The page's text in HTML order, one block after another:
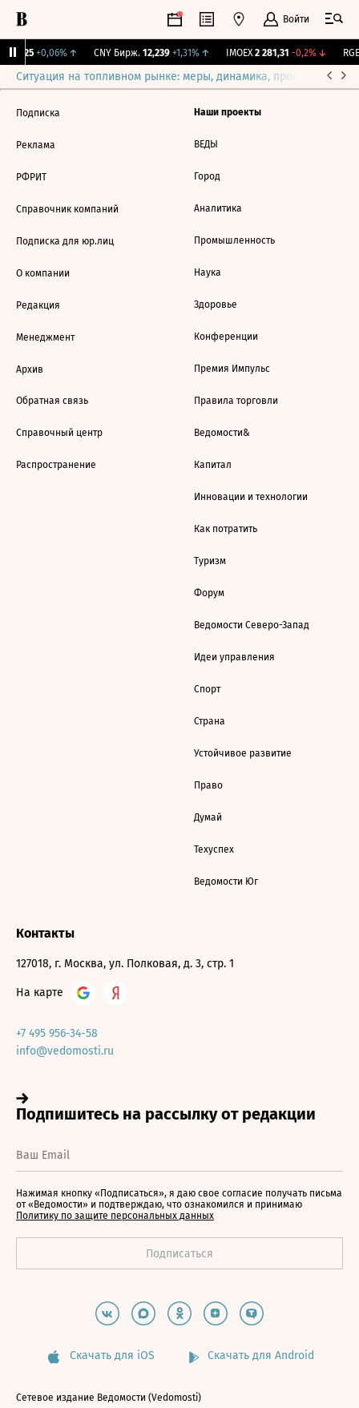
Войти
115,25 +0,06%↑ CNY Бирж. 12,239 +1,31%↑ IMOEX 2 281,31 -0,2%↓
Ситуация на топливном рынке: меры, динамика, прогнозы
Подписка
Реклама
РФРИТ
Справочник компаний
Подписка для юр.лиц
О компании
Редакция
Менеджмент
Архив
Обратная связь
Справочный центр
Распространение
Наши проекты
ВЕДЫ
Город
Аналитика
Промышленность
Наука
Здоровье
Конференции
Премия Импульс
Правила торговли
Ведомости&
Капитал
Инновации и технологии
Как потратить
Туризм
Форум
Ведомости Северо-Запад
Идеи управления
Спорт
Страна
Устойчивое развитие
Право
Думай
Техуспех
Ведомости Юг
Контакты
127018, г. Москва, ул. Полковая, д. 3, стр. 1
На карте
+7 495 956-34-58
info@vedomosti.ru
Нажимая кнопку «Подписаться», я даю свое согласие получать письма
от «Ведомости» и подтверждаю, что ознакомился и принимаю
Политику по защите персональных данных
Скачать для iOS Скачать для Android
Сетевое издание Ведомости (Vedomosti)